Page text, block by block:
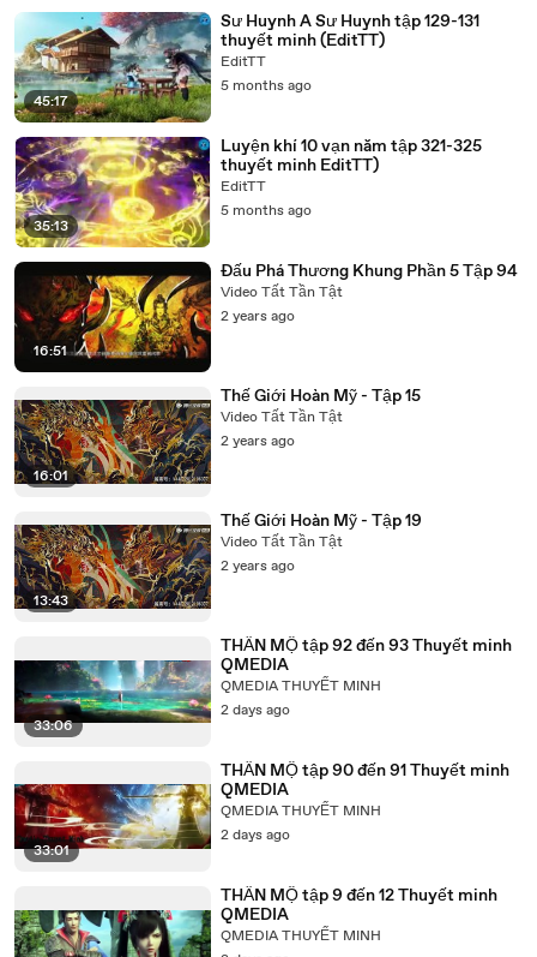
45:17
Sư Huynh A Sư Huynh tập 129-131
thuyết minh (EditTT)
EditTT
5 months ago
35:13
Luyện khí 10 vạn năm tập 321-325
thuyết minh EditTT)
EditTT
5 months ago
16:51
Đấu Phá Thương Khung Phần 5 Tập 94
Video Tất Tần Tật
2 years ago
16:01
Thế Giới Hoàn Mỹ - Tập 15
Video Tất Tần Tật
2 years ago
13:43
Thế Giới Hoàn Mỹ - Tập 19
Video Tất Tần Tật
2 years ago
33:06
THẦN MỘ tập 92 đến 93 Thuyết minh
QMEDIA
QMEDIA THUYẾT MINH
2 days ago
33:01
THẦN MỘ tập 90 đến 91 Thuyết minh
QMEDIA
QMEDIA THUYẾT MINH
2 days ago
THẦN MỘ tập 9 đến 12 Thuyết minh
QMEDIA
QMEDIA THUYẾT MINH